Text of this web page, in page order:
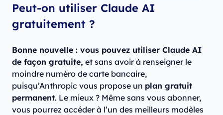
Peut-on utiliser Claude AI
gratuitement ?
Bonne nouvelle : vous pouvez utiliser Claude AI
de façon gratuite, et sans avoir à renseigner le
moindre numéro de carte bancaire,
puisqu’Anthropic vous propose un plan gratuit
permanent. Le mieux ? Même sans vous abonner,
vous pourrez accéder à l’un des meilleurs modèles